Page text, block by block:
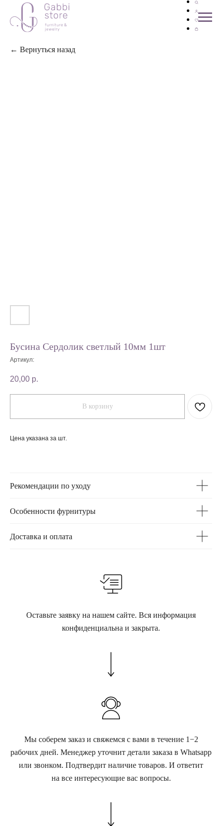
← Вернуться назад
Бусина Сердолик светлый 10мм 1шт
Артикул:
20,00 р.
В корзину
Цена указана за шт.
Рекомендации по уходу
Особенности фурнитуры
Доставка и оплата
Оставьте заявку на нашем сайте. Вся информация
конфиденциальна и закрыта.
Мы соберем заказ и свяжемся с вами в течение 1−2
рабочих дней. Менеджер уточнит детали заказа в Whatsapp
или звонком. Подтвердит наличие товаров. И ответит
на все интересующие вас вопросы.